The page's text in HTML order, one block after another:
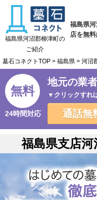
福島県
店を無料
福島県河沼郡柳津町の
ご紹介
墓石コネクトTOP > 福島県 > 河沼
無料
24時間対応
地元の業
▼クリックすれ
通話無
福島県支店